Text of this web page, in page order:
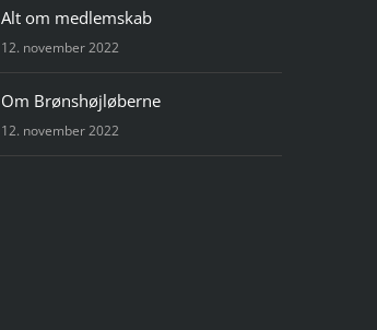
Alt om medlemskab
12. november 2022
Om Brønshøjløberne
12. november 2022